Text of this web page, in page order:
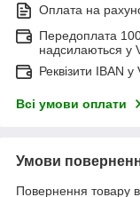
Оплата на
Передоплата
надсилаються у
Реквізити IBAN
Всі умови оплати
Умови
Повернення товару